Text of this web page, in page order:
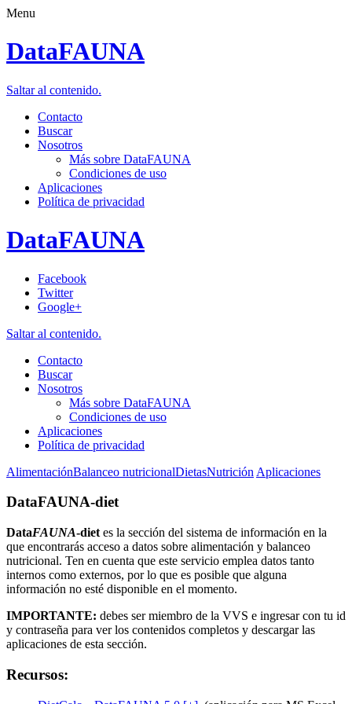
Menu
DataFAUNA
Saltar al contenido.
Contacto
Buscar
Nosotros
Más sobre DataFAUNA
Condiciones de uso
Aplicaciones
Política de privacidad
DataFAUNA
Facebook
Twitter
Google+
Saltar al contenido.
Contacto
Buscar
Nosotros
Más sobre DataFAUNA
Condiciones de uso
Aplicaciones
Política de privacidad
AlimentaciónBalanceo nutricionalDietasNutrición Aplicaciones
DataFAUNA-diet
DataFAUNA-diet es la sección del sistema de información en la
que encontrarás acceso a datos sobre alimentación y balanceo
nutricional. Ten en cuenta que este servicio emplea datos tanto
internos como externos, por lo que es posible que alguna
información no esté disponible en el momento.
IMPORTANTE: debes ser miembro de la VVS e ingresar con tu id
y contraseña para ver los contenidos completos y descargar las
aplicaciones de esta sección.
Recursos: